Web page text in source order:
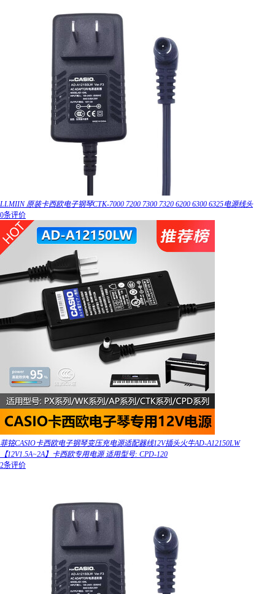
LLMIIN 原装卡西欧电子钢琴CTK-7000 7200 7300 7320 6200 6300 6325电源线头
0条评价
菲铭CASIO卡西欧电子钢琴变压充电源适配器线12V插头火牛AD-A12150LW
【12V1.5A~2A】卡西欧专用电源 适用型号: CPD-120
2条评价